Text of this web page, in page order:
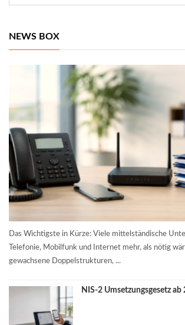
NEWS BOX
Das Wichtigste in Kürze: Viele mittelständische
Telefonie, Mobilfunk und Internet mehr, als nötig
gewachsene Doppelstrukturen, ...
NIS-2 Umsetzungsgesetz